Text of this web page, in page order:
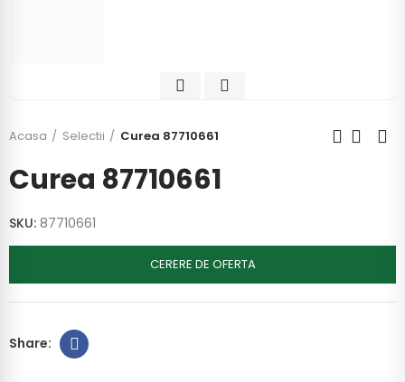
Acasa Selectii Curea 87710661
Curea 87710661
SKU: 87710661
CERERE DE OFERTA